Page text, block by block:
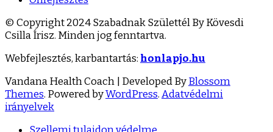
© Copyright 2024 Szabadnak Születtél By Kövesdi
Csilla Írisz. Minden jog fenntartva.
Webfejlesztés, karbantartás: honlapjo.hu
Vandana Health Coach | Developed ByBlossom
Themes. Powered byWordPress.Adatvédelmi
irányelvek